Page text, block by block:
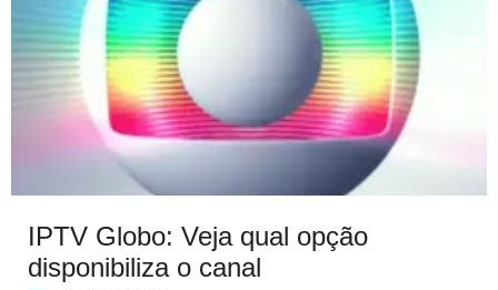
IPTV Globo: Veja qual opção
disponibiliza o canal